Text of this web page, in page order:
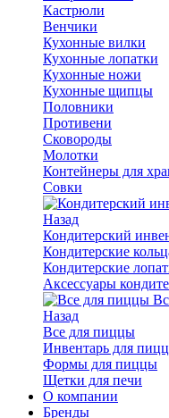
Кастрюли
Венчики
Кухонные вилки
Кухонные лопатки
Кухонные ножи
Кухонные щипцы
Половники
Противени
Сковороды
Молотки
Контейнеры для
Совки
Назад
Кондитерский
Кондитерские
Кондитерские
Аксессуары
Назад
Все для пиццы
Инвентарь для
Формы для пиццы
Щетки для печи
О компании
Бренды